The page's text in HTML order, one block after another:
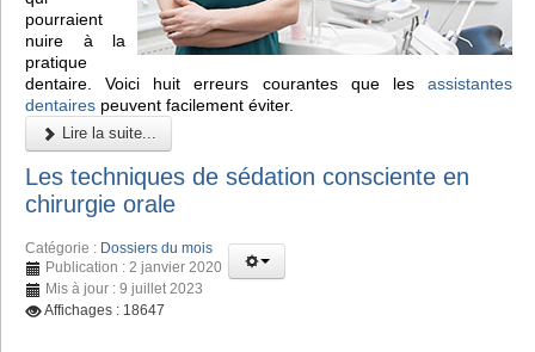
pourraient
nuire à la
pratique
dentaire. Voici huit erreurs courantes que les assistantes
dentaires peuvent facilement éviter.
Lire la suite...
Les techniques de sédation consciente en
chirurgie orale
Catégorie : Dossiers du mois
Publication : 2 janvier 2020
Mis à jour : 9 juillet 2023
Affichages : 18647